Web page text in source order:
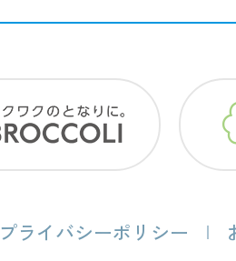
プライバシーポリシー